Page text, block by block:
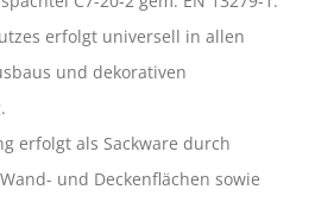
erfolgt universell in allen
und dekorativen
erfolgt als Sackware durch
und Deckenflächen sowie